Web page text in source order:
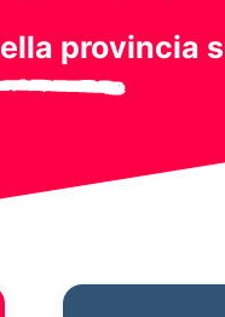
provincia